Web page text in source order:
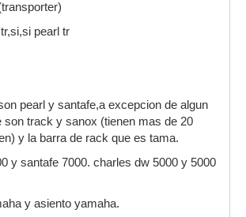
pearl tr
pearl y santafe,a excepcion de algun
son track y sanox (tienen mas de 20
y la barra de rack que es tama.
y santafe 7000. charles dw 5000 y 5000
y asiento yamaha.